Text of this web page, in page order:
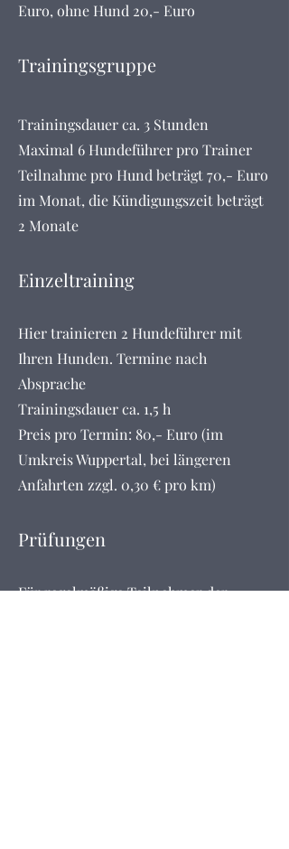
Euro, ohne Hund 20,- Euro
Trainingsgruppe
Trainingsdauer ca. 3 Stunden
Maximal 6 Hundeführer pro Trainer
Teilnahme pro Hund beträgt 70,- Euro
im Monat, die Kündigungszeit beträgt
2 Monate
Einzeltraining
Hier trainieren 2 Hundeführer mit
Ihren Hunden. Termine nach
Absprache
Trainingsdauer ca. 1,5 h
Preis pro Termin: 80,- Euro (im
Umkreis Wuppertal, bei längeren
Anfahrten zzgl. 0,30 € pro km)
Prüfungen
Für regelmäßige Teilnehmer der